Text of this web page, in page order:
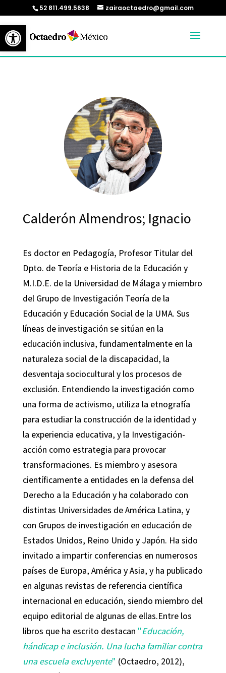
Abrir barra de herramientas
52 811.499.5638 zairaoctaedro@gmail.com
Calderón Almendros; Ignacio
Es doctor en Pedagogía, Profesor Titular del
Dpto. de Teoría e Historia de la Educación y
M.I.D.E. de la Universidad de Málaga y miembro
del Grupo de Investigación Teoría de la
Educación y Educación Social de la UMA. Sus
líneas de investigación se sitúan en la
educación inclusiva, fundamentalmente en la
naturaleza social de la discapacidad, la
desventaja sociocultural y los procesos de
exclusión. Entendiendo la investigación como
una forma de activismo, utiliza la etnografía
para estudiar la construcción de la identidad y
la experiencia educativa, y la Investigación-
acción como estrategia para provocar
transformaciones. Es miembro y asesora
científicamente a entidades en la defensa del
Derecho a la Educación y ha colaborado con
distintas Universidades de América Latina, y
con Grupos de investigación en educación de
Estados Unidos, Reino Unido y Japón. Ha sido
invitado a impartir conferencias en numerosos
países de Europa, América y Asia, y ha publicado
en algunas revistas de referencia científica
internacional en educación, siendo miembro del
equipo editorial de algunas de ellas.Entre los
libros que ha escrito destacan "Educación,
hándicap e inclusión. Una lucha familiar contra
una escuela excluyente" (Octaedro, 2012),